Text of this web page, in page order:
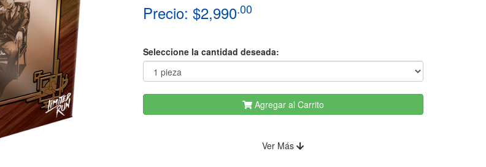
Precio: $2,990.00
Seleccione la cantidad deseada:
Agregar al Carrito
Ver Más